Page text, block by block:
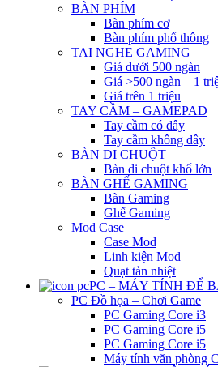
BÀN PHÍM
Bàn phím cơ
Bàn phím phổ thông
TAI NGHE GAMING
Giá dưới 500 ngàn
Giá >500 ngàn – 1
Giá trên 1 triệu
TAY CẦM – GAMEPAD
Tay cầm có dây
Tay cầm không dây
BÀN DI CHUỘT
Bàn di chuột khổ lớn
BÀN GHẾ GAMING
Bàn Gaming
Ghế Gaming
Mod Case
Case Mod
Linh kiện Mod
Quạt tản nhiệt
PC – MÁY TÍNH ĐỂ
PC Đồ họa – Chơi Game
PC Gaming Core i3
PC Gaming Core i5
PC Gaming Core i5
Máy tính văn phòng